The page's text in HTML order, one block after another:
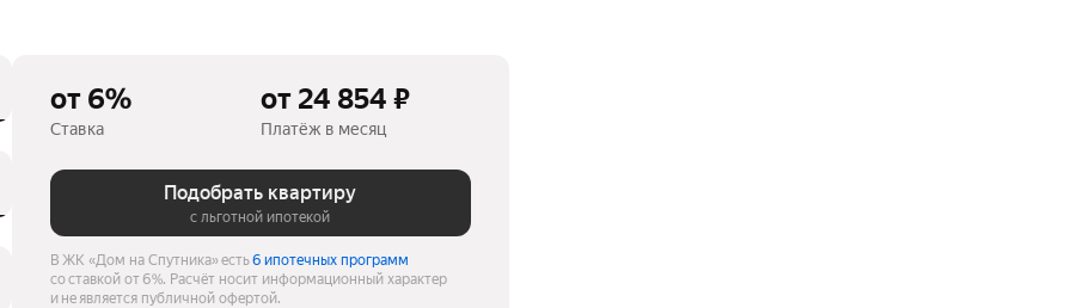
от 6%
Ставка
от 24 854 ₽
Платёж в месяц
Подобрать квартиру
с льготной ипотекой
В ЖК «Дом на Спутника» есть6 ипотечных программ
со ставкой от 6%. Расчёт носит информационный характер
и не является публичной офертой.